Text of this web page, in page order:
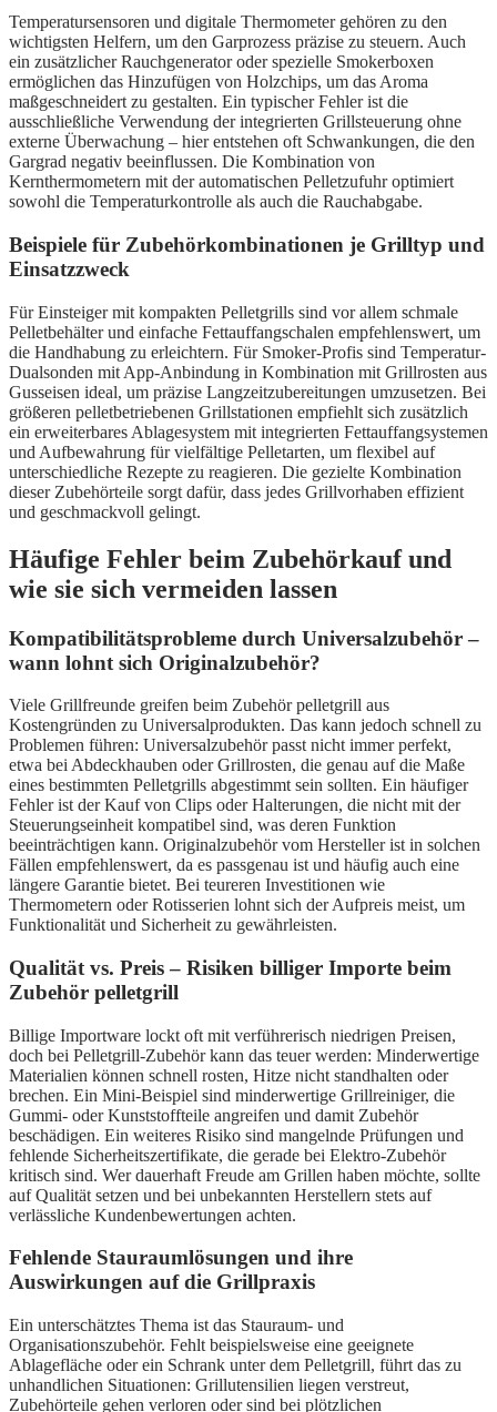
Temperatursensoren und digitale Thermometer gehören zu den
wichtigsten Helfern, um den Garprozess präzise zu steuern. Auch
ein zusätzlicher Rauchgenerator oder spezielle Smokerboxen
ermöglichen das Hinzufügen von Holzchips, um das Aroma
maßgeschneidert zu gestalten. Ein typischer Fehler ist die
ausschließliche Verwendung der integrierten Grillsteuerung ohne
externe Überwachung – hier entstehen oft Schwankungen, die den
Gargrad negativ beeinflussen. Die Kombination von
Kernthermometern mit der automatischen Pelletzufuhr optimiert
sowohl die Temperaturkontrolle als auch die Rauchabgabe.
Beispiele für Zubehörkombinationen je Grilltyp und
Einsatzzweck
Für Einsteiger mit kompakten Pelletgrills sind vor allem schmale
Pelletbehälter und einfache Fettauffangschalen empfehlenswert, um
die Handhabung zu erleichtern. Für Smoker-Profis sind Temperatur-
Dualsonden mit App-Anbindung in Kombination mit Grillrosten aus
Gusseisen ideal, um präzise Langzeitzubereitungen umzusetzen. Bei
größeren pelletbetriebenen Grillstationen empfiehlt sich zusätzlich
ein erweiterbares Ablagesystem mit integrierten Fettauffangsystemen
und Aufbewahrung für vielfältige Pelletarten, um flexibel auf
unterschiedliche Rezepte zu reagieren. Die gezielte Kombination
dieser Zubehörteile sorgt dafür, dass jedes Grillvorhaben effizient
und geschmackvoll gelingt.
Häufige Fehler beim Zubehörkauf und
wie sie sich vermeiden lassen
Kompatibilitätsprobleme durch Universalzubehör –
wann lohnt sich Originalzubehör?
Viele Grillfreunde greifen beim Zubehör pelletgrill aus
Kostengründen zu Universalprodukten. Das kann jedoch schnell zu
Problemen führen: Universalzubehör passt nicht immer perfekt,
etwa bei Abdeckhauben oder Grillrosten, die genau auf die Maße
eines bestimmten Pelletgrills abgestimmt sein sollten. Ein häufiger
Fehler ist der Kauf von Clips oder Halterungen, die nicht mit der
Steuerungseinheit kompatibel sind, was deren Funktion
beeinträchtigen kann. Originalzubehör vom Hersteller ist in solchen
Fällen empfehlenswert, da es passgenau ist und häufig auch eine
längere Garantie bietet. Bei teureren Investitionen wie
Thermometern oder Rotisserien lohnt sich der Aufpreis meist, um
Funktionalität und Sicherheit zu gewährleisten.
Qualität vs. Preis – Risiken billiger Importe beim
Zubehör pelletgrill
Billige Importware lockt oft mit verführerisch niedrigen Preisen,
doch bei Pelletgrill-Zubehör kann das teuer werden: Minderwertige
Materialien können schnell rosten, Hitze nicht standhalten oder
brechen. Ein Mini-Beispiel sind minderwertige Grillreiniger, die
Gummi- oder Kunststoffteile angreifen und damit Zubehör
beschädigen. Ein weiteres Risiko sind mangelnde Prüfungen und
fehlende Sicherheitszertifikate, die gerade bei Elektro-Zubehör
kritisch sind. Wer dauerhaft Freude am Grillen haben möchte, sollte
auf Qualität setzen und bei unbekannten Herstellern stets auf
verlässliche Kundenbewertungen achten.
Fehlende Stauraumlösungen und ihre
Auswirkungen auf die Grillpraxis
Ein unterschätztes Thema ist das Stauraum- und
Organisationszubehör. Fehlt beispielsweise eine geeignete
Ablagefläche oder ein Schrank unter dem Pelletgrill, führt das zu
unhandlichen Situationen: Grillutensilien liegen verstreut,
Zubehörteile gehen verloren oder sind bei plötzlichen